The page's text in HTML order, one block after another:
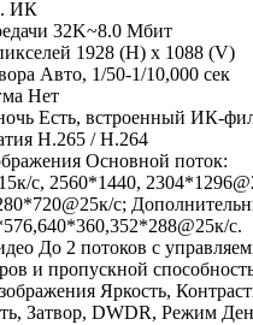
ИК
32K~8.0 Мбит
1928 (H) x 1088 (V)
Авто, 1/50-1/10,000 сек
Нет
Есть, встроенный ИК-
H.265 / H.264
Основной поток:
с, 2560*1440,
с;
с.
До 2 потоков с
и пропускной
Яркость,
Затвор, DWDR, Режим